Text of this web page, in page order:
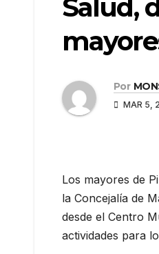
Salud,
Por
MAR 5,
Los mayores de
la Concejalía de
desde el Centro
actividades para